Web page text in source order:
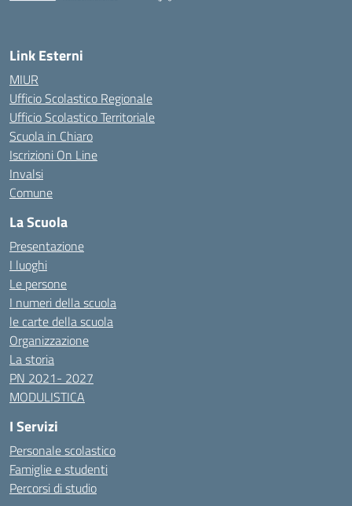
Link Esterni
MIUR
Ufficio Scolastico Regionale
Ufficio Scolastico Territoriale
Scuola in Chiaro
Iscrizioni On Line
Invalsi
Comune
La Scuola
Presentazione
I luoghi
Le persone
I numeri della scuola
le carte della scuola
Organizzazione
La storia
PN 2021- 2027
MODULISTICA
I Servizi
Personale scolastico
Famiglie e studenti
Percorsi di studio